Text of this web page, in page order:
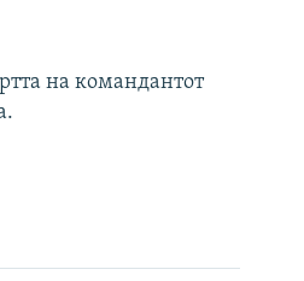
на командантот